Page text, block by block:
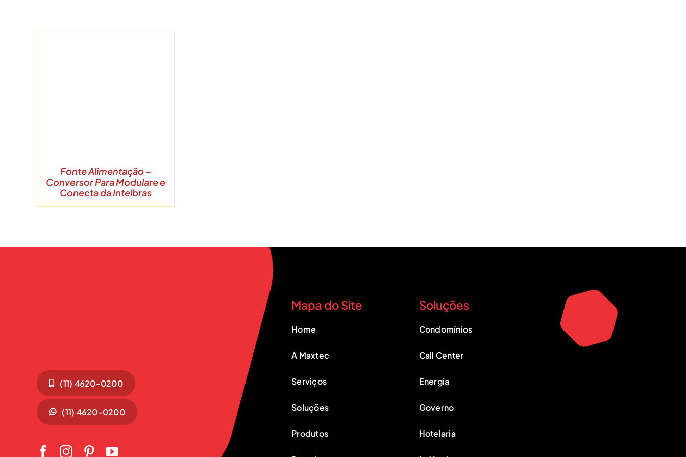
Fonte Alimentação –
Conversor Para Modulare e
Conecta da Intelbras
(11) 4620-0200
(11) 4620-0200
Mapa do Site
Home
A Maxtec
Serviços
Soluções
Produtos
Soluções
Condomínios
Call Center
Energia
Governo
Hotelaria